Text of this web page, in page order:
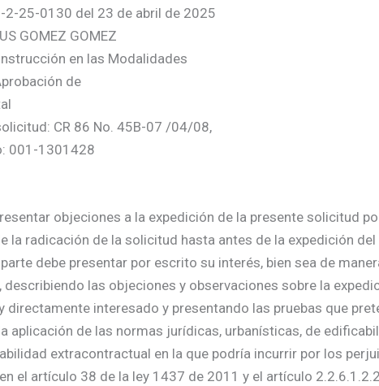
25-0130 del 23 de abril de 2025
GOMEZ GOMEZ
en las Modalidades
de
CR 86 No. 45B-07 /04/08,
001-1301428
objeciones a la expedición de la presente solicitud
la radicación de la solicitud hasta antes de la expedición
debe presentar por escrito su interés, bien sea de
las objeciones y observaciones sobre la
interesado y presentando las pruebas que
aplicación de las normas jurídicas, urbanísticas, de
extracontractual en la que podría incurrir por los
el artículo 38 de la ley 1437 de 2011 y el artículo